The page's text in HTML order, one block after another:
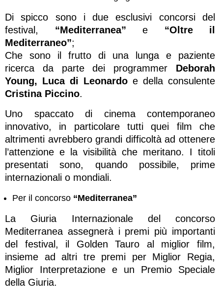
Di spicco sono i due esclusivi concorsi del
festival, “Mediterranea” e “Oltre il
Mediterraneo”;
Che sono il frutto di una lunga e paziente
ricerca da parte dei programmer Deborah
Young, Luca di Leonardo e della consulente
Cristina Piccino.
Uno spaccato di cinema contemporaneo
innovativo, in particolare tutti quei film che
altrimenti avrebbero grandi difficoltà ad ottenere
l’attenzione e la visibilità che meritano. I titoli
presentati sono, quando possibile, prime
internazionali o mondiali.
Per il concorso “Mediterranea”
La Giuria Internazionale del concorso
Mediterranea assegnerà i premi più importanti
del festival, il Golden Tauro al miglior film,
insieme ad altri tre premi per Miglior Regia,
Miglior Interpretazione e un Premio Speciale
della Giuria.